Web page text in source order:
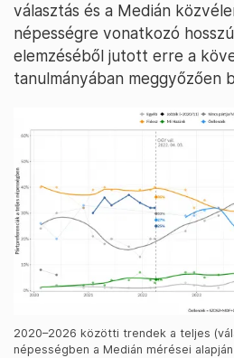
választás és a Medián
népességre vonatkozó
elemzéséből jutott erre a
tanulmányában meggyőzően
2020–2026 közötti trendek a teljes
népességben a Medián mérései